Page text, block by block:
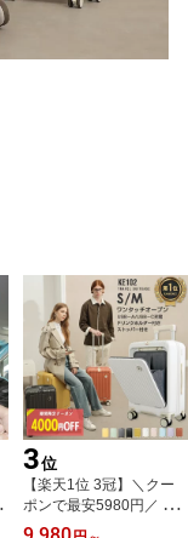
3位
【楽天1位 3冠】＼クー
ポンで最安5980円／ ス
ーツケース フロントオー